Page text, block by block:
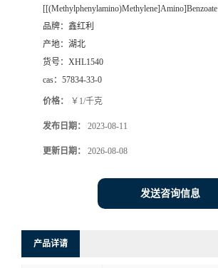
[[(Methylphenylamino)Methylene]Amino]Benzoate
品牌： 鑫红利
产地： 湖北
货号： XHL1540
cas： 57834-33-0
价格： ￥1/千克
发布日期： 2023-08-11
更新日期： 2026-08-08
发送咨询信息
产品详请